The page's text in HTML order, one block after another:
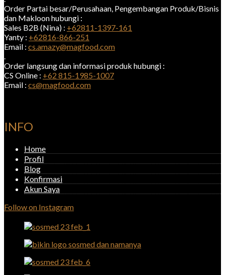
Order Partai besar/Perusahaan, Pengembangan Produk/Bisnis
dan Makloon hubungi :
Sales B2B (Nina) : +62811-1397-161
Yanty : +62816-866-251
Email : cs.amazy@magfood.com
Order langsung dan informasi produk hubungi :
CS Online : +62 815-1985-1007
Email : cs@magfood.com
INFO
Home
Profil
Blog
Konfirmasi
Akun Saya
Follow on Instagram